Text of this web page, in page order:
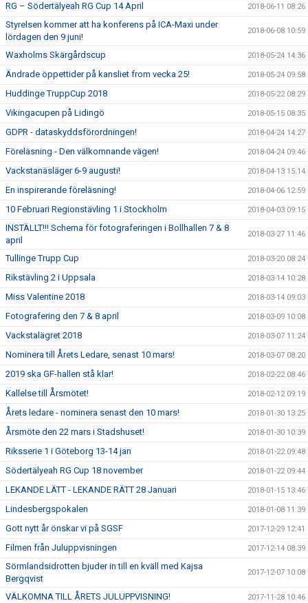
RG – Södertälyeah RG Cup 14 April 2018-06-11 08:26
Styrelsen kommer att ha konferens på ICA-Maxi under
lördagen den 9 juni!
2018-06-08 10:59
Waxholms Skärgårdscup 2018-05-24 14:36
Ändrade öppettider på kansliet from vecka 25! 2018-05-24 09:58
Huddinge TruppCup 2018 2018-05-22 08:29
Vikingacupen på Lidingö 2018-05-15 08:35
GDPR - dataskyddsförordningen! 2018-04-24 14:27
Föreläsning - Den välkomnande vägen! 2018-04-24 09:46
Vackstanäsläger 6-9 augusti! 2018-04-13 15:14
En inspirerande föreläsning! 2018-04-06 12:59
10 Februari Regionstävling 1 i Stockholm 2018-04-03 09:15
INSTÄLLT!!! Schema för fotograferingen i Bollhallen 7 & 8
april
2018-03-27 11:46
Tullinge Trupp Cup 2018-03-20 08:24
Rikstävling 2 i Uppsala 2018-03-14 10:28
Miss Valentine 2018 2018-03-14 09:03
Fotografering den 7 & 8 april 2018-03-09 10:08
Vackstalägret 2018 2018-03-07 11:24
Nominera till Årets Ledare, senast 10 mars! 2018-03-07 08:20
2019 ska GF-hallen stå klar! 2018-02-22 08:46
Kallelse till Årsmötet! 2018-02-12 09:19
Årets ledare - nominera senast den 10 mars! 2018-01-30 13:25
Årsmöte den 22 mars i Stadshuset! 2018-01-30 10:39
Riksserie 1 i Göteborg 13-14 jan 2018-01-22 09:48
Södertälyeah RG Cup 18 november 2018-01-22 09:44
LEKANDE LÄTT - LEKANDE RÄTT 28 Januari 2018-01-15 13:46
Lindesbergspokalen 2018-01-08 11:39
Gott nytt år önskar vi på SGSF 2017-12-29 12:41
Filmen från Juluppvisningen 2017-12-14 08:39
Sörmlandsidrotten bjuder in till en kväll med Kajsa
Bergqvist
2017-12-07 10:08
VÄLKOMNA TILL ÅRETS JULUPPVISNING! 2017-11-28 10:46